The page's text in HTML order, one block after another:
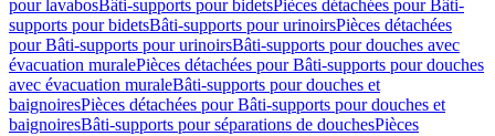
pour lavabosBâti-supports pour bidetsPièces détachées pour Bâti-
supports pour bidetsBâti-supports pour urinoirsPièces détachées
pour Bâti-supports pour urinoirsBâti-supports pour douches avec
évacuation muralePièces détachées pour Bâti-supports pour douches
avec évacuation muraleBâti-supports pour douches et
baignoiresPièces détachées pour Bâti-supports pour douches et
baignoiresBâti-supports pour séparations de douchesPièces